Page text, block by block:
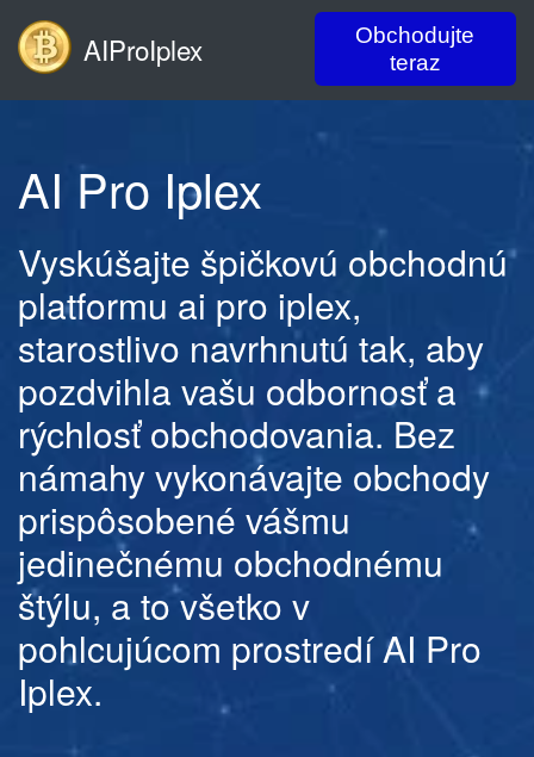
AIProIplex
Obchodujte
teraz
AI Pro Iplex
Vyskúšajte špičkovú obchodnú
platformu ai pro iplex,
starostlivo navrhnutú tak, aby
pozdvihla vašu odbornosť a
rýchlosť obchodovania. Bez
námahy vykonávajte obchody
prispôsobené vášmu
jedinečnému obchodnému
štýlu, a to všetko v
pohlcujúcom prostredí AI Pro
Iplex.